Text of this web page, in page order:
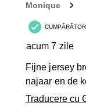
Monique
acum 7 zile
Fijne jersey
najaar en de
Traducere cu